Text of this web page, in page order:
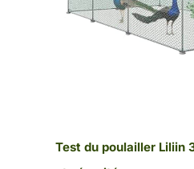
Test du poulailler Liliin